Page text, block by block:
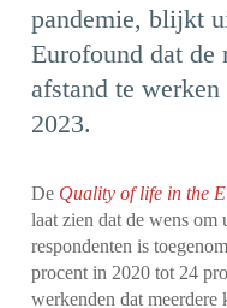
pandemie, blijkt
Eurofound dat de
afstand te
2023.
De Quality of life in the
laat zien dat de wens
respondenten is
procent in 2020 tot 24
werkenden dat